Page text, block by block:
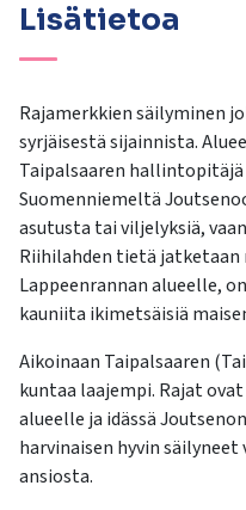
Lisätietoa
Rajamerkkien säilyminen
syrjäisestä sijainnista.
Taipalsaaren
Suomenniemeltä
asutusta tai viljelyksiä,
Riihilahden tietä jatketaan
Lappeenrannan alueelle,
kauniita ikimetsäisiä
Aikoinaan Taipalsaaren
kuntaa laajempi. Rajat
alueelle ja idässä
harvinaisen hyvin
ansiosta.